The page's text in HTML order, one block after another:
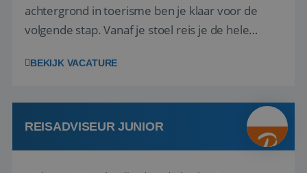
achtergrond in toerisme ben je klaar voor de
volgende stap. Vanaf je stoel reis je de hele
wensen van je team, je klant en wat er in de
klanten te overtuigen om die droomreis te
boeken! ...
BEKIJK VACATURE
REISADVISEUR JUNIOR